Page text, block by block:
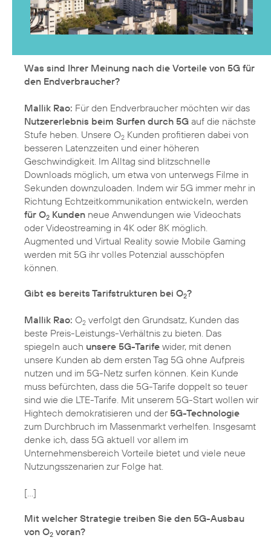
Was sind Ihrer Meinung nach die Vorteile von 5G für
den Endverbraucher?
Mallik Rao: Für den Endverbraucher möchten wir das
Nutzererlebnis beim Surfen durch 5G auf die nächste
Stufe heben. Unsere O2 Kunden profitieren dabei von
besseren Latenzzeiten und einer höheren
Geschwindigkeit. Im Alltag sind blitzschnelle
Downloads möglich, um etwa von unterwegs Filme in
Sekunden downzuloaden. Indem wir 5G immer mehr in
Richtung Echtzeitkommunikation entwickeln, werden
für O2 Kunden neue Anwendungen wie Videochats
oder Videostreaming in 4K oder 8K möglich.
Augmented und Virtual Reality sowie Mobile Gaming
werden mit 5G ihr volles Potenzial ausschöpfen
können.
Gibt es bereits Tarifstrukturen bei O2?
Mallik Rao: O2 verfolgt den Grundsatz, Kunden das
beste Preis-Leistungs-Verhältnis zu bieten. Das
spiegeln auch unsere 5G-Tarife wider, mit denen
unsere Kunden ab dem ersten Tag 5G ohne Aufpreis
nutzen und im 5G-Netz surfen können. Kein Kunde
muss befürchten, dass die 5G-Tarife doppelt so teuer
sind wie die LTE-Tarife. Mit unserem 5G-Start wollen wir
Hightech demokratisieren und der5G-Technologie
zum Durchbruch im Massenmarkt verhelfen. Insgesamt
denke ich, dass 5G aktuell vor allem im
Unternehmensbereich Vorteile bietet und viele neue
Nutzungsszenarien zur Folge hat.
[…]
Mit welcher Strategie treiben Sie den 5G-Ausbau
von O2 voran?